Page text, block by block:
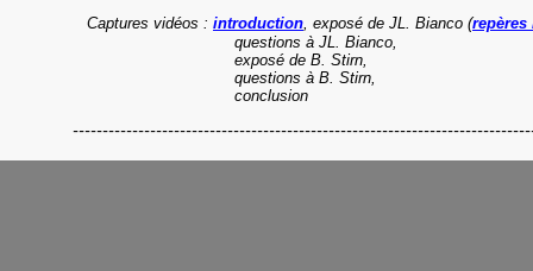
Captures vidéos : introduction , exposé de JL. Bianco (
questions à JL. Bianco,
exposé de B. Stirn,
questions à B. Stirn,
conclusion